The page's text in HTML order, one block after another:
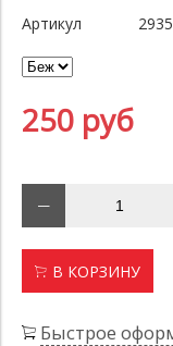
Артикул 2935
250 руб
В КОРЗИНУ
Быстрое